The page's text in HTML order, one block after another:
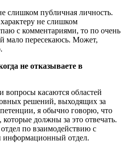
слишком публичная личность.
не слишком
с комментариями, то по очень
мало пересекаюсь. Может,
не отказываете в
касаются областей
решений, выходящих за
я обычно говорю, что
должны за это отвечать.
по взаимодействию с
отдел.